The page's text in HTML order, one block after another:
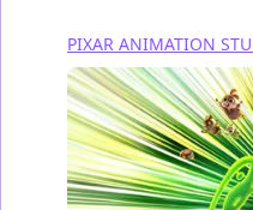
PIXAR ANIMATION